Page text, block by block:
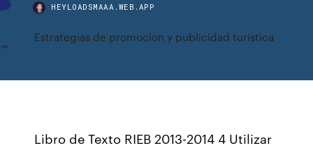
HEYLOADSMAAA.WEB.APP
Estrategias de promocion y publicidad turistica
Libro de Texto RIEB 2013-2014 4 Utilizar